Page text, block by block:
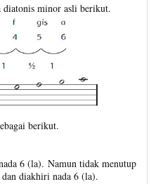
diatonis minor asli berikut.
berikut.
6 (la). Namun tidak menutup
diakhiri nada 6 (la).